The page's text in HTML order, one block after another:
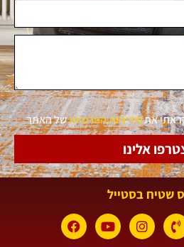
אתמדיניות הפרטיותשל האתר
אלינו
שטיח בסטייל